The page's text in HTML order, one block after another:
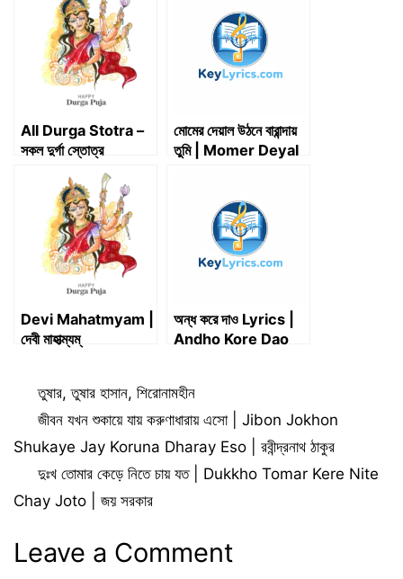
e
r
)
o
k
All Durga Stotra –
সকল দুর্গা স্তোত্র
মোমের দেয়াল উঠনে বারান্দায়
তুমি | Momer Deyal
Devi Mahatmyam |
দেবী মাহাত্ম্যম্
অন্ধ করে দাও Lyrics |
Andho Kore Dao
Categories
তুষার,তুষার হাসান,শিরোনামহীন
জীবন যখন শুকায়ে যায় করুণাধারায় এসো | Jibon Jokhon
Shukaye Jay Koruna Dharay Eso | রবীন্দ্রনাথ ঠাকুর
দুঃখ তোমার কেড়ে নিতে চায় যত | Dukkho Tomar Kere Nite
Chay Joto | জয় সরকার
Leave a Comment